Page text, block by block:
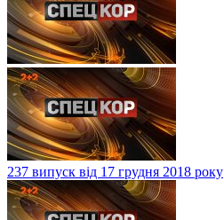
237 випуск від 17 грудня 2018 року